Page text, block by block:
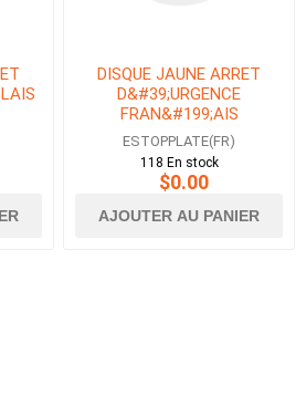
DISQUE JAUNE ARRET
D&#39;URGENCE
FRAN&#199;AIS
ESTOPPLATE(FR)
118 En stock
$0.00
AJOUTER AU PANIER